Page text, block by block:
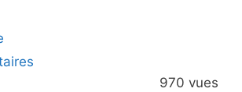
970 vues